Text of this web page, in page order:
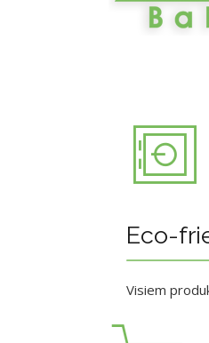
Eco-
Visiem